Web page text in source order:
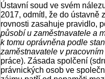
Ústavní soud ve svém
2017, odmítl, že do ústavně
rovnosti zasahuje pravidlo,
působí u zaměstnavatele a
k tomu oprávněna podle
zaměstnavatele v pracovním
práce). Zásada spolčení
právnických osob ve